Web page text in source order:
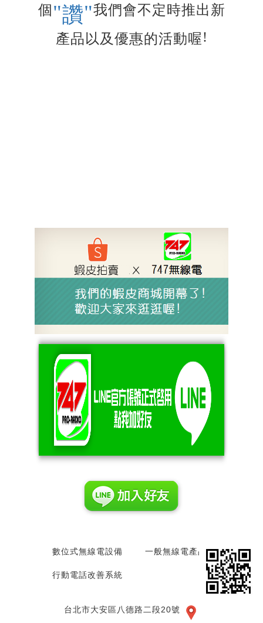
個"讚"我們會不定時推出新
產品以及優惠的活動喔!
數位式無線電設備 一般無線電產品
行動電話改善系統
台北市大安區八德路二段20號‎
回列表